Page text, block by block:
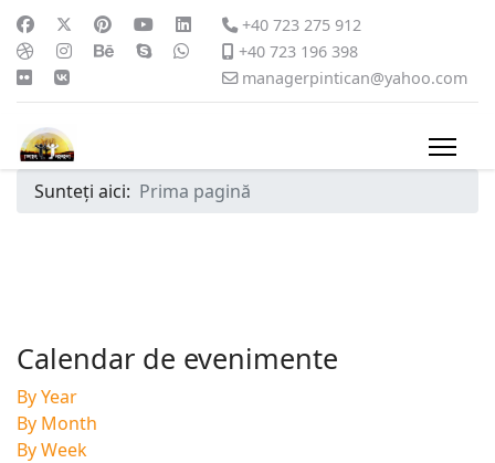
+40 723 275 912
+40 723 196 398
managerpintican@yahoo.com
Sunteți aici: Prima pagină
Calendar de evenimente
By Year
By Month
By Week